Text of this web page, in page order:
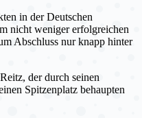
in der Deutschen
nicht weniger erfolgreichen
Abschluss nur knapp hinter
der durch seinen
Spitzenplatz behaupten